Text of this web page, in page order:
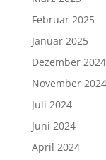
Februar 2025
Januar 2025
Dezember 2024
November 2024
Juli 2024
Juni 2024
April 2024